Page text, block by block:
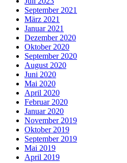
September 2021
März 2021
Januar 2021
Dezember 2020
Oktober 2020
September 2020
August 2020
Juni 2020
Mai 2020
April 2020
Februar 2020
Januar 2020
November 2019
Oktober 2019
September 2019
Mai 2019
April 2019